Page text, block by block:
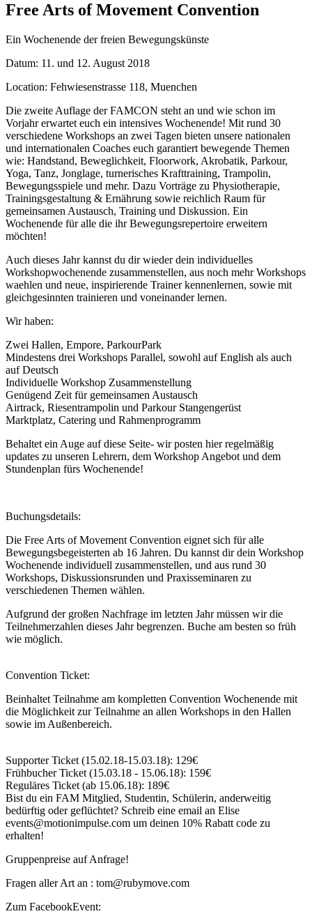
Free Arts of Movement Convention
Ein Wochenende der freien Bewegungskünste
Datum: 11. und 12. August 2018
Location: Fehwiesenstrasse 118, Muenchen
Die zweite Auflage der FAMCON steht an und wie schon im
Vorjahr erwartet euch ein intensives Wochenende! Mit rund 30
verschiedene Workshops an zwei Tagen bieten unsere nationalen
und internationalen Coaches euch garantiert bewegende Themen
wie: Handstand, Beweglichkeit, Floorwork, Akrobatik, Parkour,
Yoga, Tanz, Jonglage, turnerisches Krafttraining, Trampolin,
Bewegungsspiele und mehr. Dazu Vorträge zu Physiotherapie,
Trainingsgestaltung & Ernährung sowie reichlich Raum für
gemeinsamen Austausch, Training und Diskussion. Ein
Wochenende für alle die ihr Bewegungsrepertoire erweitern
möchten!
Auch dieses Jahr kannst du dir wieder dein individuelles
Workshopwochenende zusammenstellen, aus noch mehr Workshops
waehlen und neue, inspirierende Trainer kennenlernen, sowie mit
gleichgesinnten trainieren und voneinander lernen.
Wir haben:
Zwei Hallen, Empore, ParkourPark
Mindestens drei Workshops Parallel, sowohl auf English als auch
auf Deutsch
Individuelle Workshop Zusammenstellung
Genügend Zeit für gemeinsamen Austausch
Airtrack, Riesentrampolin und Parkour Stangengerüst
Marktplatz, Catering und Rahmenprogramm
Behaltet ein Auge auf diese Seite- wir posten hier regelmäßig
updates zu unseren Lehrern, dem Workshop Angebot und dem
Stundenplan fürs Wochenende!
Buchungsdetails:
Die Free Arts of Movement Convention eignet sich für alle
Bewegungsbegeisterten ab 16 Jahren. Du kannst dir dein Workshop
Wochenende individuell zusammenstellen, und aus rund 30
Workshops, Diskussionsrunden und Praxisseminaren zu
verschiedenen Themen wählen.
Aufgrund der großen Nachfrage im letzten Jahr müssen wir die
Teilnehmerzahlen dieses Jahr begrenzen. Buche am besten so früh
wie möglich.
Convention Ticket:
Beinhaltet Teilnahme am kompletten Convention Wochenende mit
die Möglichkeit zur Teilnahme an allen Workshops in den Hallen
sowie im Außenbereich.
Supporter Ticket (15.02.18-15.03.18): 129€
Frühbucher Ticket (15.03.18 - 15.06.18): 159€
Reguläres Ticket (ab 15.06.18): 189€
Bist du ein FAM Mitglied, Studentin, Schülerin, anderweitig
bedürftig oder geflüchtet? Schreib eine email an Elise
events@motionimpulse.com um deinen 10% Rabatt code zu
erhalten!
Gruppenpreise auf Anfrage!
Fragen aller Art an : tom@rubymove.com
Zum FacebookEvent: